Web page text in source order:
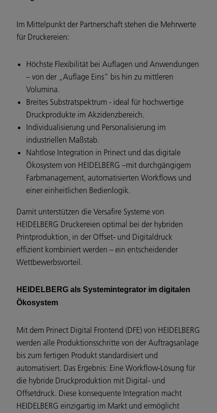
Im Mittelpunkt der Partnerschaft stehen die Mehrwerte
für Druckereien:
Höchste Flexibilität bei Auflagen und Anwendungen
– von der „Auflage Eins“ bis hin zu mittleren
Volumina.
Breites Substratspektrum - ideal für hochwertige
Druckprodukte im Akzidenzbereich.
Individualisierung und Personalisierung im
industriellen Maßstab.
Nahtlose Integration in Prinect und das digitale
Ökosystem von HEIDELBERG –mit durchgängigem
Farbmanagement, automatisierten Workflows und
einer einheitlichen Bedienlogik.
Damit unterstützen die Versafire Systeme von
HEIDELBERG Druckereien optimal bei der hybriden
Printproduktion, in der Offset- und Digitaldruck
effizient kombiniert werden – ein entscheidender
Wettbewerbsvorteil.
HEIDELBERG als Systemintegrator im digitalen
Ökosystem
Mit dem Prinect Digital Frontend (DFE) von HEIDELBERG
werden alle Produktionsschritte von der Auftragsanlage
bis zum fertigen Produkt standardisiert und
automatisiert. Das Ergebnis: Eine Workflow-Lösung für
die hybride Druckproduktion mit Digital- und
Offsetdruck. Diese konsequente Integration macht
HEIDELBERG einzigartig im Markt und ermöglicht